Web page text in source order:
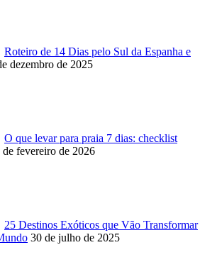
Roteiro de 14 Dias pelo Sul da Espanha e
dezembro de 2025
O que levar para praia 7 dias: checklist
de fevereiro de 2026
25 Destinos Exóticos que Vão Transformar
30 de julho de 2025